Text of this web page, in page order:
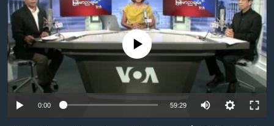
ကျော်
ကြည့်
ရန်
ပင်မ
ညွန်း
စာမျက်နှာ
အမေရိကန်သုံးအီဒီယံ
မကြေးမုံရဲ့ အင်္ဂလိပ်စာ
ရုပ်ရှင်ထဲက အင်္ဂလိပ်စာ
သုတပဒေသာ အင်္ဂလိပ်စာ
အပတ်စဉ်ကဏ္ဍများ
ရေဒီယို
တီဗွီ
ရေဒီယိုနှင့်ရုပ်သံ အချက်အလက်များ
ရေဒီယို/တီဗွီအစီအစဉ်
Learning English
No media source currently available
0:00 59:29